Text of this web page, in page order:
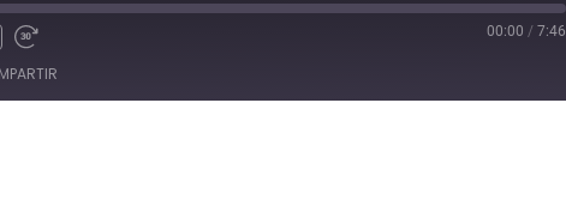
00:00 / 7:46